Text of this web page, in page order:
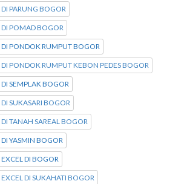
PARUNG BOGOR
POMAD BOGOR
PONDOK RUMPUT BOGOR
PONDOK RUMPUT KEBON PEDES BOGOR
SEMPLAK BOGOR
SUKASARI BOGOR
TANAH SAREAL BOGOR
YASMIN BOGOR
DI BOGOR
DI SUKAHATI BOGOR